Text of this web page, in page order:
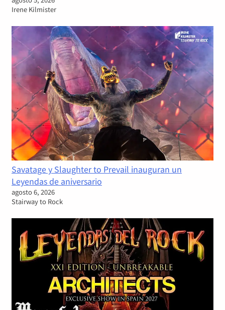
Irene Kilmister
Savatage y Slaughter to Prevail inauguran un
Leyendas de aniversario
agosto 6, 2026
Stairway to Rock